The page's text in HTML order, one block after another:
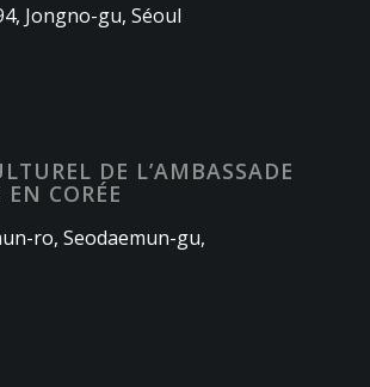
Jongno-gu, Séoul
DE L’AMBASSADE
EN CORÉE
ro, Seodaemun-gu,